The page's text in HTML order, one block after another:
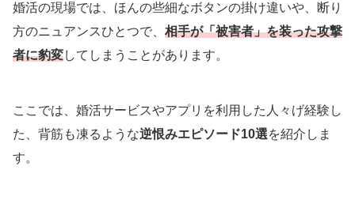
婚活の現場では、ほんの些細なボタンの掛け違いや、断り
方のニュアンスひとつで、 相手が「被害者」を装った攻撃
者に豹変してしまうことがあります。
ここでは、婚活サービスやアプリを利用した人々げ経験し
た、背筋も凍るような逆恨みエピソード10選を紹介しま
す。